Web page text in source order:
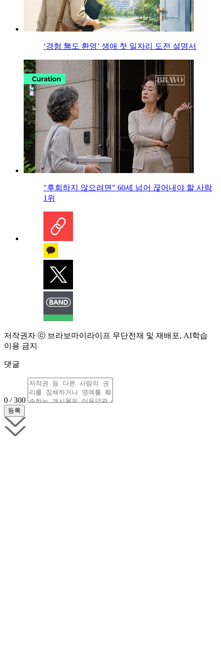
‘경험 無도 환영’ 생애 첫 일자리 도전 설명서
"후회하지 않으려면" 60세 넘어 끊어내야 할 사람
1위
저작권자 ⓒ 브라보마이라이프 무단전재 및 재배포, AI학습
이용 금지
댓글
0 / 300